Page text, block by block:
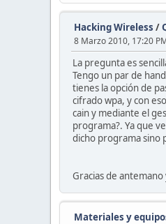
Hacking Wireless /
8 Marzo 2010, 17:20
La pregunta es
Tengo un par de
tienes la opción de
cifrado wpa, y con
cain y mediante el
programa?. Ya que
dicho programa sino
Gracias de
Materiales y